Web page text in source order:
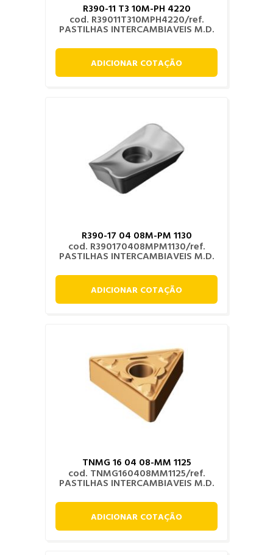
R390-11 T3 10M-PH 4220
cod. R39011T310MPH4220/ref.
PASTILHAS INTERCAMBIAVEIS M.D.
ADICIONAR COTAÇÃO
R390-17 04 08M-PM 1130
cod. R390170408MPM1130/ref.
PASTILHAS INTERCAMBIAVEIS M.D.
ADICIONAR COTAÇÃO
TNMG 16 04 08-MM 1125
cod. TNMG160408MM1125/ref.
PASTILHAS INTERCAMBIAVEIS M.D.
ADICIONAR COTAÇÃO